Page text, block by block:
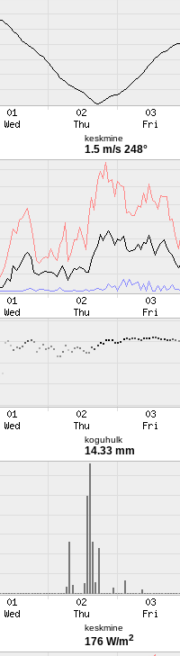
keskmine
1.5 m/s 248°
koguhulk
14.33 mm
keskmine
176 W/m2